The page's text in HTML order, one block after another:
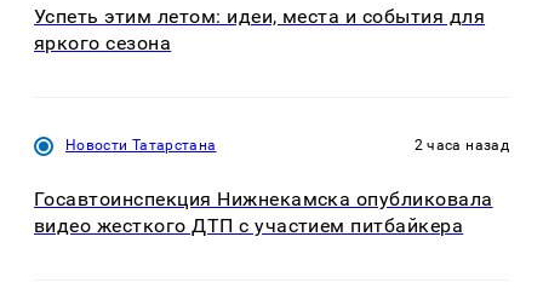
Успеть этим летом: идеи, места и события для
яркого сезона
Новости Татарстана 2 часа назад
Госавтоинспекция Нижнекамска опубликовала
видео жесткого ДТП с участием питбайкера